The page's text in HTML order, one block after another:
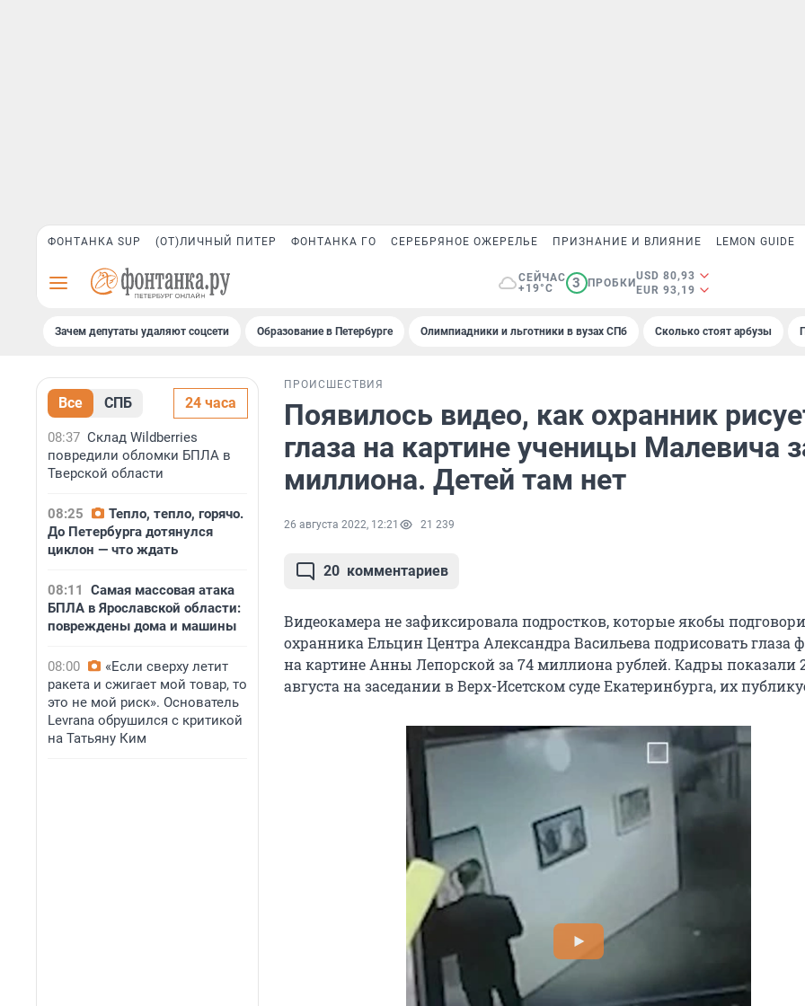
ФОНТАНКА SUP (ОТ)ЛИЧНЫЙ ПИТЕР ФОНТАНКА ГО СЕРЕБРЯНОЕ ОЖЕРЕЛЬЕ ПРИЗНАНИЕ И ВЛИЯНИЕ LEMON GUIDE
СЕЙЧАС
+19°C
3 ПРОБКИ
USD 80,93
EUR 93,19
Зачем депутаты удаляют соцсети Образование в Петербурге Олимпиадники и льготники в вузах СПб Сколько стоят арбузы
Все СПБ 24 часа
08:37 Склад Wildberries
повредили обломки БПЛА в
Тверской области
08:25
Тепло, тепло, горячо.
До Петербурга дотянулся
циклон — что ждать
08:11
Самая массовая атака
БПЛА в Ярославской области:
повреждены дома и машины
08:00
«Если сверху летит
ракета и сжигает мой товар, то
это не мой риск». Основатель
Levrana обрушился с критикой
на Татьяну Ким
ПРОИСШЕСТВИЯ
Появилось видео, как охранник
глаза на картине ученицы Малевича
миллиона. Детей там нет
26 августа 2022, 12:21 21 239
20 комментариев
Видеокамера не зафиксировала подростков, которые якобы
охранника Ельцин Центра Александра Васильева подрисовать глаза
на картине Анны Лепорской за 74 миллиона рублей. Кадры показали
августа на заседании в Верх-Исетском суде Екатеринбурга, их